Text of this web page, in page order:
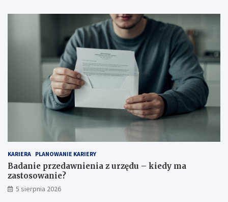
KARIERA PLANOWANIE KARIERY
Badanie przedawnienia z urzędu – kiedy ma
zastosowanie?
5 sierpnia 2026